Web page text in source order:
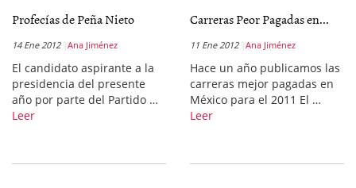
Profecías de Peña Nieto
14 Ene 2012 Ana Jiménez
El candidato aspirante a la
presidencia del presente
año por parte del Partido …
Leer
Carreras Peor Pagadas en...
11 Ene 2012 Ana Jiménez
Hace un año publicamos las
carreras mejor pagadas en
México para el 2011 El …
Leer